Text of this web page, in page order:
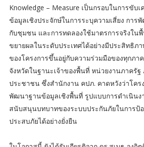
Knowledge – Measure เป็นกรอบในการขับ
ข้อมูลเชิงประจักษ์ในการระบุความเสี่ยง การ
กับชุมชน และการทดลองใช้มาตรการจริงใน
ขยายผลในระดับประเทศได้อย่างมีประสิทธิภ
ของโครงการขึ้นอยู่กับความร่วมมือของทุกภา
จังหวัดในฐานะเจ้าของพื้นที่ หน่วยงานภาครัฐ
ประชาชน ซึ่งสำนักงาน คปภ. คาดหวังว่าโคร
พัฒนาฐานข้อมูลเชิงพื้นที่ รูปแบบการดำเนิน
สนับสนุนบทบาทของระบบประกันภัยในการป้อ
ประสบภัยได้อย่างยั่งยืน